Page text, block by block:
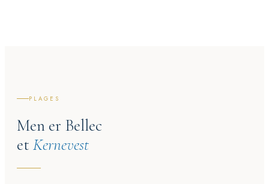
PLAGES
Men er Bellec
etKernevest